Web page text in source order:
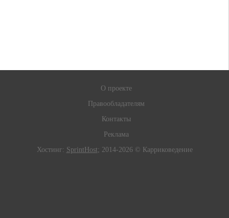
О проекте
Правообладателям
Контакты
Реклама
Хостинг: SprintHost; 2014-2026 © Карриковедение